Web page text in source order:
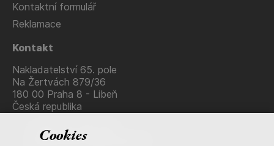
Kontaktní formulář
Reklamace
Kontakt
Nakladatelství 65. pole
Na Žertvách 879/36
180 00 Praha 8 - Libeň
Česká republika
+420 736 483 915
nakladatelstvi@65pole.cz
Cookies